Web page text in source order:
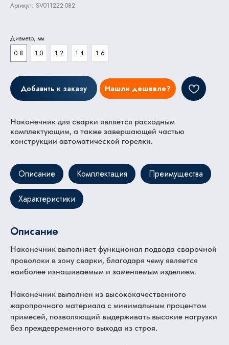
Артикул: SV011222-082
Диаметр, мм
0.8
1.0 1.2 1.4 1.6
Добавить к заказу Нашли дешевле?
Наконечник для сварки является расходным
комплектующим, а также завершающей частью
конструкции автоматической горелки.
Описание Комплектация Преимущества
Характеристики
Описание
Наконечник выполняет функционал подвода сварочной
проволоки в зону сварки, благодаря чему является
наиболее изнашиваемым и заменяемым изделием.
Наконечник выполнен из высококачественного
жаропрочного материала с минимальным процентом
примесей, позволяющий выдерживать высокие нагрузки
без преждевременного выхода из строя.